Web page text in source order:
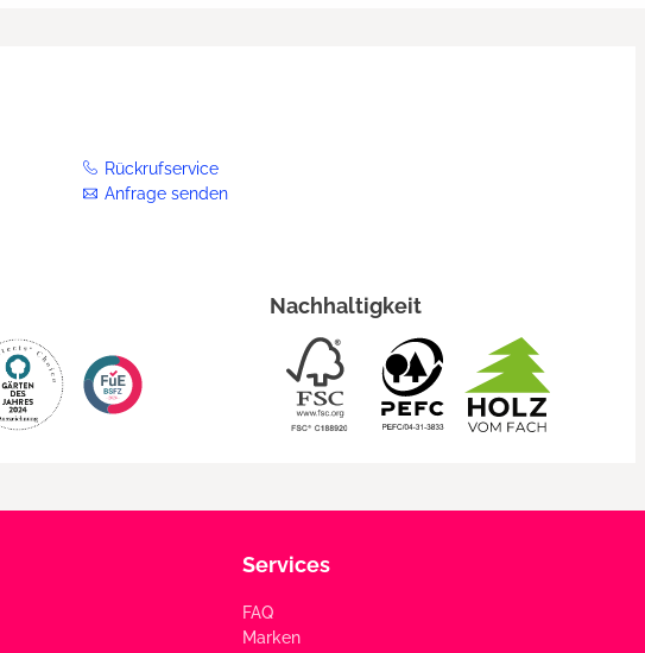
Rückrufservice
Anfrage senden
Nachhaltigkeit
Services
FAQ
Marken